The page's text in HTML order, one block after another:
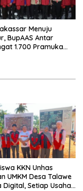
Menuju
BupAAS Antar
1.700 Pramuka
KKN Unhas
UMKM Desa Talawe
Digital, Setiap Usaha